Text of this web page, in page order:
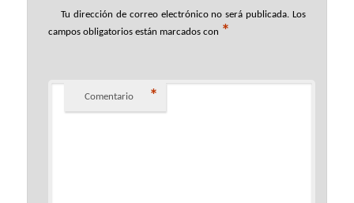
Tu dirección de correo electrónico no será publicada. Los
campos obligatorios están marcados con *
Comentario *